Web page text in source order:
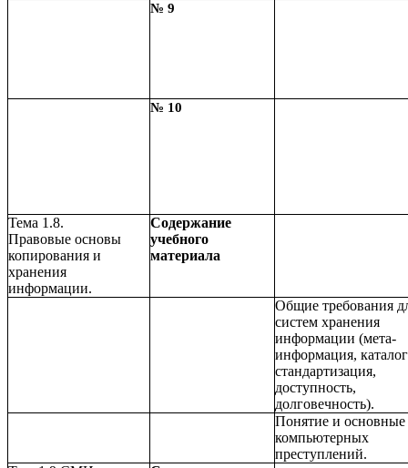
№ 9
№ 10
Тема 1.8.
Правовые основы
копирования и
хранения
информации.
Содержание
учебного
материала
Общие требования
систем хранения
информации (мета-
информация,
стандартизация,
доступность,
долговечность).
Понятие и
компьютерных
преступлений.